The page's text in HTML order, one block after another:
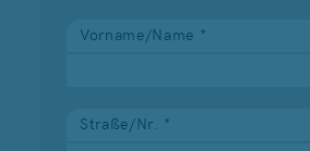
Vorname/Name *
Straße/Nr. *